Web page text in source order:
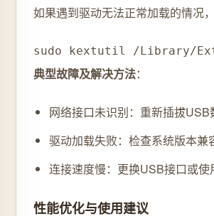
如果遇到驱动无法正常加载的情况
sudo kextutil /Library/
典型故障及解决方法：
网络接口未识别：重新插拔USB
驱动加载失败：检查系统版本兼
连接速度慢：更换USB接口或
性能优化与使用建议